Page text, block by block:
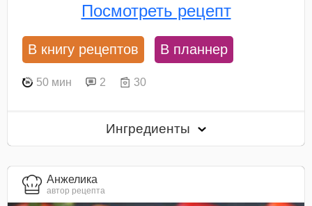
Посмотреть рецепт
В книгу рецептов В планнер
50 мин 2 30
Ингредиенты
Анжелика
автор рецепта